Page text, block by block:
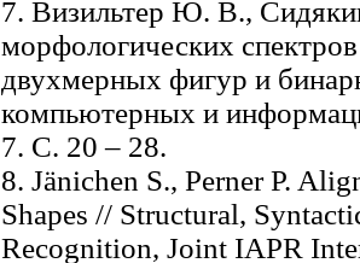
7. Визильтер Ю. В.,
морфологических
двухмерных фигур и
компьютерных и
7. С. 20 – 28.
8. Jänichen S., Perner P.
Shapes // Structural,
Recognition, Joint IAPR